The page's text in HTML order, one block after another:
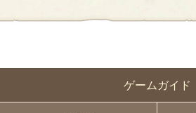
ゲームガイド